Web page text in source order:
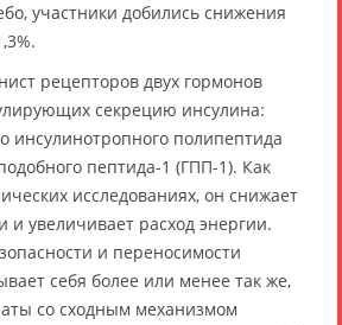
участники добились снижения
рецепторов двух гормонов
секрецию инсулина:
инсулинотропного полипептида
пептида-1 (ГПП-1). Как
исследованиях, он снижает
увеличивает расход энергии.
и переносимости
себя более или менее так же,
со сходным механизмом